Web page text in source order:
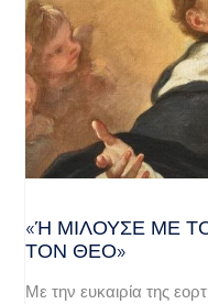
«Ή ΜΙΛΟΎΣΕ ΜΕ
Ν ΘΕΌ»
Με την ευκαιρία της